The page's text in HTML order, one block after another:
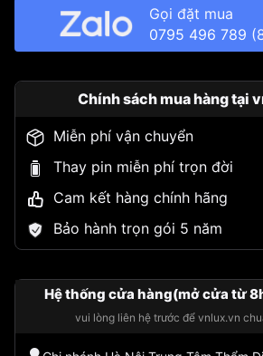
Gọi đặt mua
0795 496 789
Chính sách mua hàng tại
Miễn phí vận chuyển
Thay pin miễn phí trọn đời
Cam kết hàng chính hãng
Bảo hành trọn gói 5 năm
Hệ thống cửa hàng(mở cửa từ
vui lòng liên hệ trước để vnlux.vn